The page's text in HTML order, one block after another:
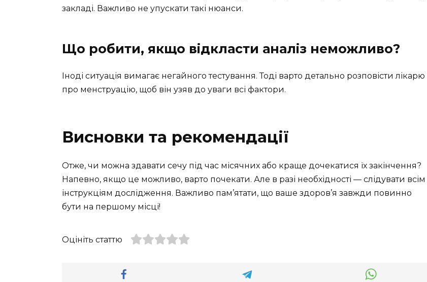
закладі. Важливо не упускати такі нюанси.
Що робити, якщо відкласти аналіз неможливо?
Іноді ситуація вимагає негайного тестування. Тоді варто детально розповісти лікарю
про менструацію, щоб він узяв до уваги всі фактори.
Висновки та рекомендації
Отже, чи можна здавати сечу під час місячних або краще дочекатися їх закінчення?
Напевно, якщо це можливо, варто почекати. Але в разі необхідності — слідувати всім
інструкціям дослідження. Важливо пам’ятати, що ваше здоров’я завжди повинно
бути на першому місці!
Оцініть статтю